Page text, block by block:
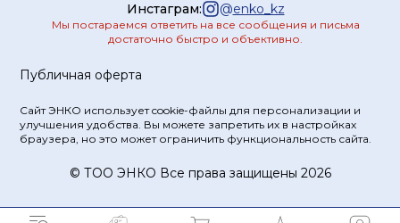
Публичная оферта
Сайт ЭНКО использует cookie-файлы для персонализации и
улучшения удобства. Вы можете запретить их в настройках
браузера, но это может ограничить функциональность сайта.
© ТOO ЭНКО Все права защищены 2026
Инстаграм:
@enko_kz
Мы постараемся ответить на все сообщения и письма
достаточно быстро и объективно.